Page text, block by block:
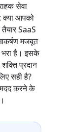
सेवा
क्या आपको
SaaS
मजबूत
भरा है। इसके
प्रदान
सही है?
मदद करने के